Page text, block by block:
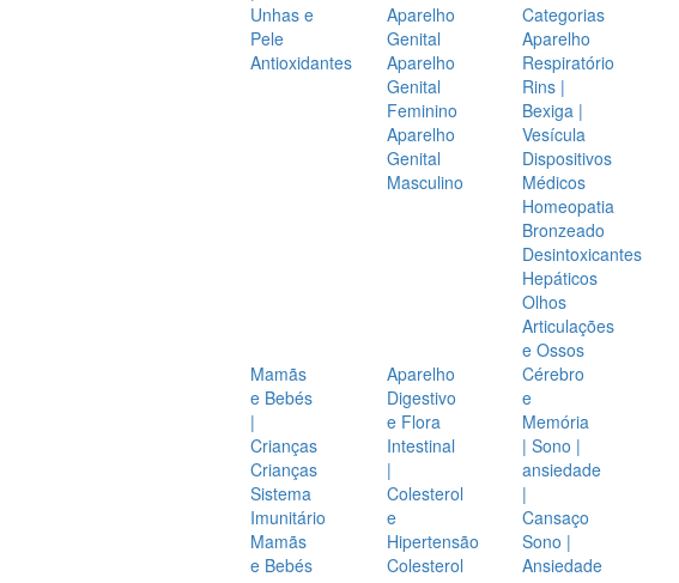
Unhas e
Pele
Antioxidantes
Aparelho
Genital
Aparelho
Genital
Feminino
Aparelho
Genital
Masculino
Categorias
Aparelho
Respiratório
Rins |
Bexiga |
Vesícula
Dispositivos
Médicos
Homeopatia
Bronzeado
Desintoxicantes
Hepáticos
Olhos
Articulações
e Ossos
Mamãs
e Bebés
|
Crianças
Crianças
Sistema
Imunitário
Mamãs
e Bebés
Aparelho
Digestivo
e Flora
Intestinal
|
Colesterol
e
Hipertensão
Colesterol
Cérebro
e
Memória
| Sono |
ansiedade
|
Cansaço
Sono |
Ansiedade